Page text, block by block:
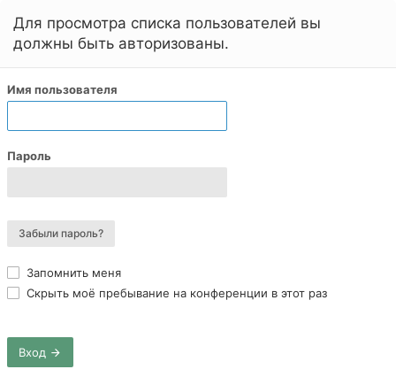
Для просмотра списка пользователей вы
должны быть авторизованы.
Имя пользователя
Пароль
Забыли пароль?
Запомнить меня
Скрыть моё пребывание на конференции в этот раз
Вход